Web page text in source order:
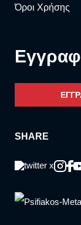
Όροι Χρήσης
SHARE